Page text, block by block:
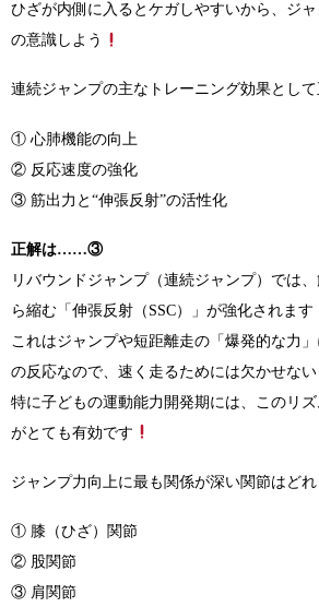
ひざが内側に入るとケガしやすいから、ジ
の意識しよう
連続ジャンプの主なトレーニング効果として
① 心肺機能の向上
② 反応速度の強化
③ 筋出力と“伸張反射”の活性化
正解は……③
リバウンドジャンプ（連続ジャンプ）では
ら縮む「伸張反射（SSC）」が強化されます
これはジャンプや短距離走の「爆発的な力
の反応なので、速く走るためには欠かせな
特に子どもの運動能力開発期には、このリ
がとても有効です
ジャンプ力向上に最も関係が深い関節はどれ
① 膝（ひざ）関節
② 股関節
③ 肩関節